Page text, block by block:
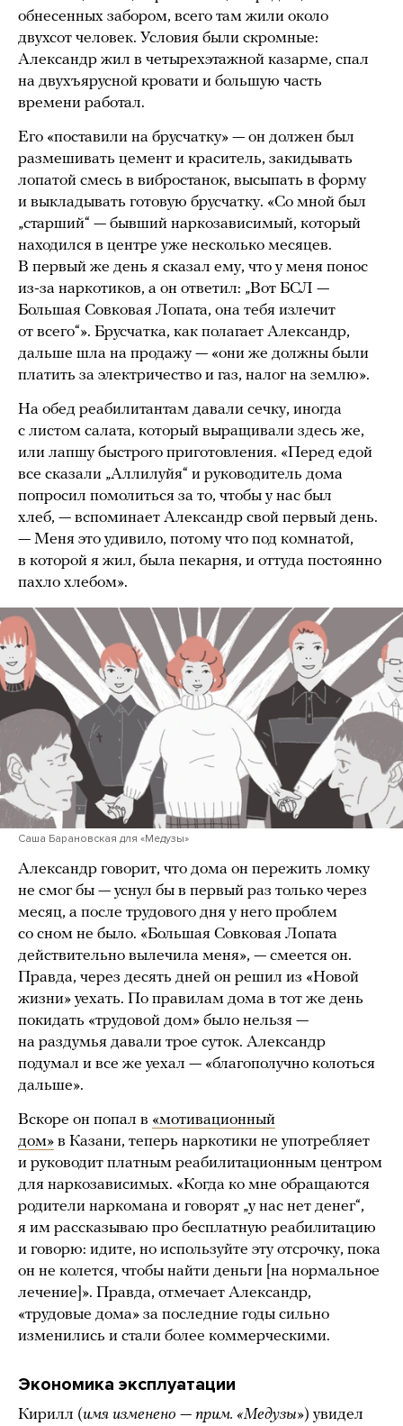
обнесенных забором, всего там жили около
двухсот человек. Условия были скромные:
Александр жил в четырехэтажной казарме, спал
на двухъярусной кровати и большую часть
времени работал.
Его «поставили на брусчатку» — он должен был
размешивать цемент и краситель, закидывать
лопатой смесь в вибростанок, высыпать в форму
и выкладывать готовую брусчатку. «Со мной был
„старший“ — бывший наркозависимый, который
находился в центре уже несколько месяцев.
В первый же день я сказал ему, что у меня понос
из-за наркотиков, а он ответил: „Вот БСЛ —
Большая Совковая Лопата, она тебя излечит
от всего“». Брусчатка, как полагает Александр,
дальше шла на продажу — «они же должны были
платить за электричество и газ, налог на землю».
На обед реабилитантам давали сечку, иногда
c листом салата, который выращивали здесь же,
или лапшу быстрого приготовления. «Перед едой
все сказали „Аллилуйя“ и руководитель дома
попросил помолиться за то, чтобы у нас был
хлеб, — вспоминает Александр свой первый день.
— Меня это удивило, потому что под комнатой,
в которой я жил, была пекарня, и оттуда постоянно
пахло хлебом».
Саша Барановская для «Медузы»
Александр говорит, что дома он пережить ломку
не смог бы — уснул бы в первый раз только через
месяц, а после трудового дня у него проблем
со сном не было. «Большая Совковая Лопата
действительно вылечила меня», — смеется он.
Правда, через десять дней он решил из «Новой
жизни» уехать. По правилам дома в тот же день
покидать «трудовой дом» было нельзя —
на раздумья давали трое суток. Александр
подумал и все же уехал — «благополучно колоться
дальше».
Вскоре он попал в «мотивационный
дом» в Казани, теперь наркотики не употребляет
и руководит платным реабилитационным центром
для наркозависимых. «Когда ко мне обращаются
родители наркомана и говорят „у нас нет денег“,
я им рассказываю про бесплатную реабилитацию
и говорю: идите, но используйте эту отсрочку, пока
он не колется, чтобы найти деньги [на нормальное
лечение]». Правда, отмечает Александр,
«трудовые дома» за последние годы сильно
изменились и стали более коммерческими.
Экономика эксплуатации
Кирилл (имя изменено — прим. «Медузы») увидел